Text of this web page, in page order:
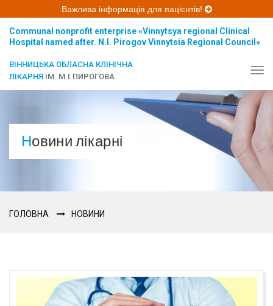
Важлива інформація для пацієнтів!
Communal nonprofit enterprise «Vinnytsya regional Clinical
Hospital named after. N.I. Pirogov Vinnytsia Regional Council»
ВІННИЦЬКА ОБЛАСНА КЛІНІЧНА
ЛІКАРНЯ ІМ. М.І.ПИРОГОВА
Новини лікарні
ГОЛОВНА НОВИНИ